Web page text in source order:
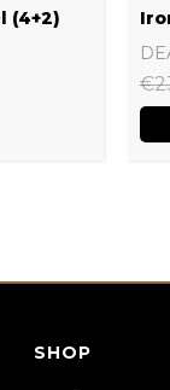
(4+2)
€
SHOP